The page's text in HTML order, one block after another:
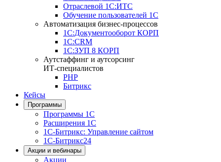
Отраслевой 1С:ИТС
Обучение пользователей 1С
Автоматизация бизнес-процессов
1С:Документооборот КОРП
1С:CRM
1С:ЗУП 8 КОРП
Аутстаффинг и аутсорсинг
ИТ-специалистов
PHP
Битрикс
Кейсы
Программы
Программы 1С
Расширения 1С
1С-Битрикс: Управление сайтом
1С-Битрикс24
Акции и вебинары
Акции